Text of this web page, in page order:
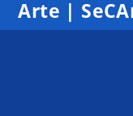
Arte |